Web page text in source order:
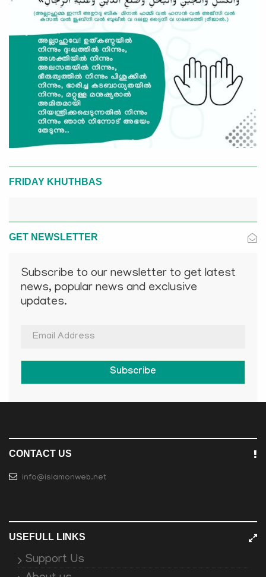
FRIDAY KHUTHBAS
GET NEWSLETTER
Subscribe to our newsletter to get latest
news, popular news and exclusive
updates.
Subscribe
CONTACT US
info@islamonweb.net
USEFULL LINKS
Support Us